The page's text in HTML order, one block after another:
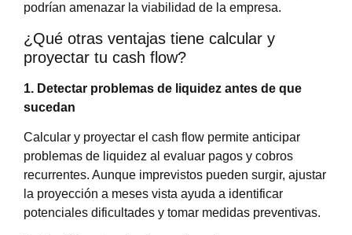
podrían amenazar la viabilidad de la empresa.
¿Qué otras ventajas tiene calcular y
proyectar tu cash flow?
1. Detectar problemas de liquidez antes de que
sucedan
Calcular y proyectar el cash flow permite anticipar
problemas de liquidez al evaluar pagos y cobros
recurrentes. Aunque imprevistos pueden surgir, ajustar
la proyección a meses vista ayuda a identificar
potenciales dificultades y tomar medidas preventivas.